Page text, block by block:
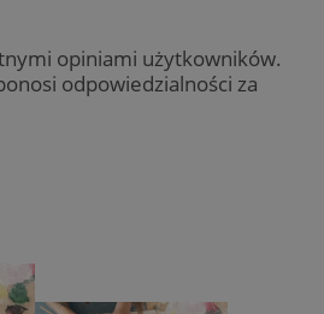
opiniami użytkowników.
odpowiedzialności za